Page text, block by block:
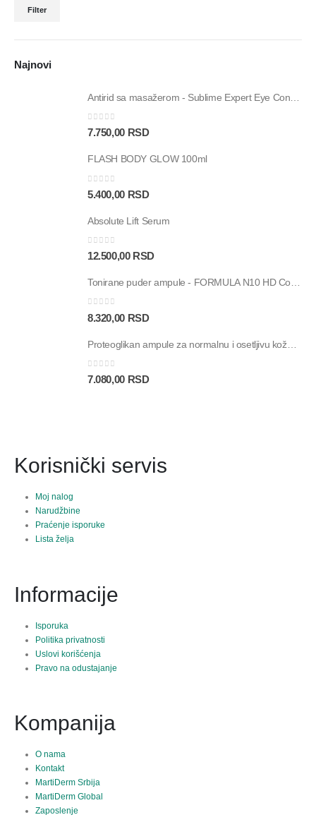
Filter
Najnovi
0out of 5
7.750,00 RSD
FLASH BODY GLOW 100ml
0out of 5
5.400,00 RSD
Absolute Lift Serum
0out of 5
12.500,00 RSD
0out of 5
8.320,00 RSD
0out of 5
7.080,00 RSD
Korisnički servis
Moj nalog
Narudžbine
Praćenje isporuke
Lista želja
Informacije
Isporuka
Politika privatnosti
Uslovi korišćenja
Pravo na odustajanje
Kompanija
O nama
Kontakt
MartiDerm Srbija
MartiDerm Global
Zaposlenje